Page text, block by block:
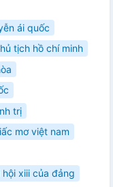
ái quốc
tịch hồ chí minh
trị
mơ việt nam
xiii của đảng